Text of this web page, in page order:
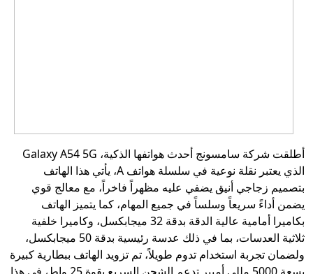
أطلقت شركة سامسونج أحدث هواتفها الذكية، Galaxy A54 5G
الذي يعتبر نقلة نوعية في سلسلة هواتف A، يأتي هذا الهاتف
بتصميم زجاجي أنيق يضفي عليه مظهراً فاخراً، مع معالج قوي
يضمن أداءً سريعاً وسلساً في جميع المهام، كما يتميز الهاتف
بكاميرا أمامية عالية الدقة بدقة 32 ميجابكسل، وكاميرا خلفية
ثلاثية العدسات، بما في ذلك عدسة رئيسية بدقة 50 ميجابكسل،
ولضمان تجربة استخدام تدوم طويلاً، تم تزويد الهاتف ببطارية كبيرة